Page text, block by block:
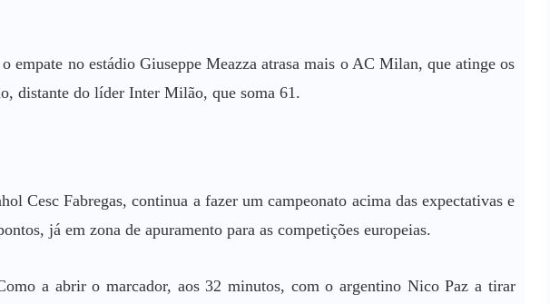
empate no estádio Giuseppe Meazza atrasa mais o AC Milan, que atinge os
distante do líder Inter Milão, que soma 61.
Cesc Fabregas, continua a fazer um campeonato acima das expectativas e
já em zona de apuramento para as competições europeias.
a abrir o marcador, aos 32 minutos, com o argentino Nico Paz a tirar